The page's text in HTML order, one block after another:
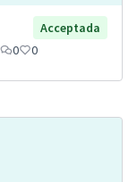
Acceptada
0 0